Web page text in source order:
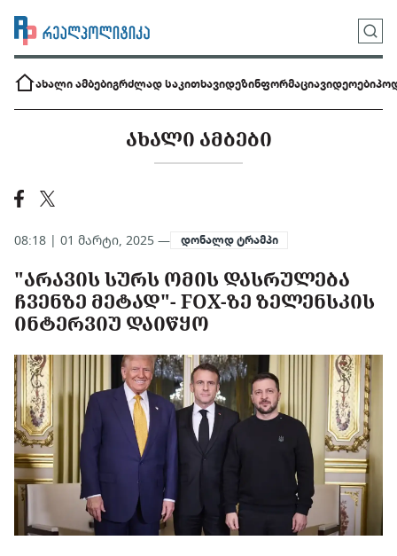
ახალი ამბებიგრძლად საკითხავიდეზინფორმაციავიდეოები
ᲐᲮᲐᲚᲘ ᲐᲛᲑᲔᲑᲘ
08:18 | 01 მარტი, 2025 — დონალდ ტრამპი
"ᲐᲠᲐᲕᲘᲡ ᲡᲣᲠᲡ ᲝᲛᲘᲡ ᲓᲐᲡᲠᲣᲚᲔᲑᲐ
ᲩᲕᲔᲜᲖᲔ ᲛᲔᲢᲐᲓ"- FOX-ᲖᲔ ᲖᲔᲚᲔᲜᲡᲙᲘᲡ
ᲘᲜᲢᲔᲠᲕᲘᲣ ᲓᲐᲘᲬᲧᲝ